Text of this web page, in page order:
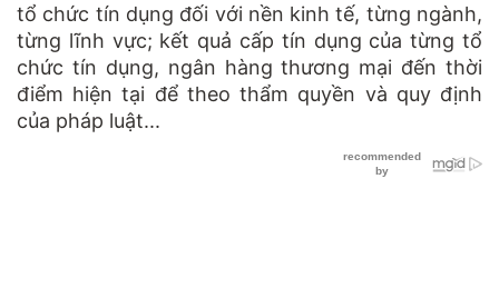
tổ chức tín dụng đối với nền kinh tế, từng ngành,
từng lĩnh vực; kết quả cấp tín dụng của từng tổ
chức tín dụng, ngân hàng thương mại đến thời
điểm hiện tại để theo thẩm quyền và quy định
của pháp luật...